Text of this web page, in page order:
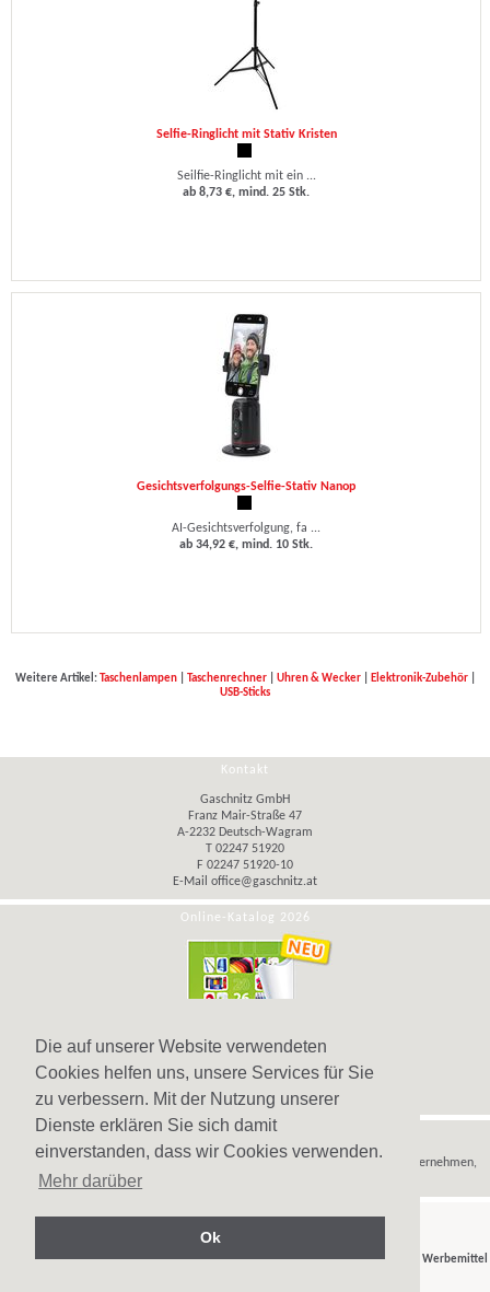
Die auf unserer Website verwendeten
Cookies helfen uns, unsere Services für Sie
zu verbessern. Mit der Nutzung unserer
Dienste erklären Sie sich damit
einverstanden, dass wir Cookies verwenden.
Mehr darüber
Ok
Selfie-Ringlicht mit Stativ Kristen
Seilfie-Ringlicht mit ein ...
ab 8,73 €, mind. 25 Stk.
Gesichtsverfolgungs-Selfie-Stativ Nanop
AI-Gesichtsverfolgung, fa ...
ab 34,92 €, mind. 10 Stk.
Weitere Artikel:Taschenlampen| Taschenrechner| Uhren & Wecker| Elektronik-Zubehör|
USB-Sticks
Kontakt
Gaschnitz GmbH
Franz Mair-Straße 47
A-2232 Deutsch-Wagram
T 02247 51920
F 02247 51920-10
E-Mail office@gaschnitz.at
Online-Katalog 2026
Hinweis
Werbeartikel
nur an Unternehmen,
© Gaschnitz GmbH 2007-2026 - Ihr Partner fürWerbeartikel,Werbegeschenke
Werbemittel